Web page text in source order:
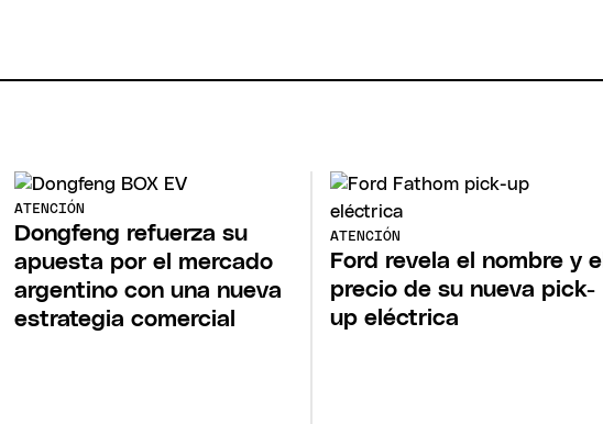
ATENCIÓN
Dongfeng refuerza su
apuesta por el mercado
argentino con una nueva
estrategia comercial
ATENCIÓN
Ford revela el nombre y el
precio de su nueva pick-
up eléctrica